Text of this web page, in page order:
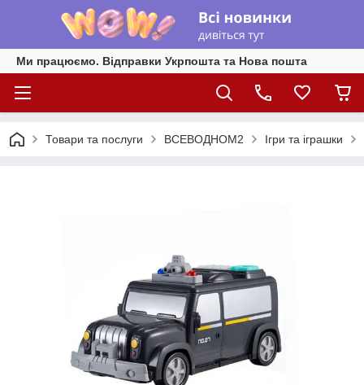
Ми працюємо. Відправки Укрпошта та Нова пошта
Товари та послуги ВСЕВОДНОМ2 Ігри та іграшки